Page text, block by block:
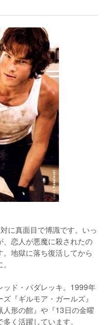
に真面目で博識です。いっ
恋人が悪魔に殺されたの
地獄に落ち復活してから
ッド・パダレッキ。1999年
『ギルモア・ガールズ』
形の館』や『13日の金曜